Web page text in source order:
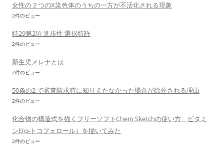
女性の２つのX染色体のうちの一方が不活化される現象
2件のビュー
特29第2項 進歩性 選択特許
2件のビュー
新生児メレナとは
2件のビュー
50条の2 で審査請求時に知りえたなかった場合が除外される理由
2件のビュー
化合物の構造式を描くフリーソフトChem Sketchの使い方 ビタミ
ンE(α-トコフェロール）を描いてみた
2件のビュー